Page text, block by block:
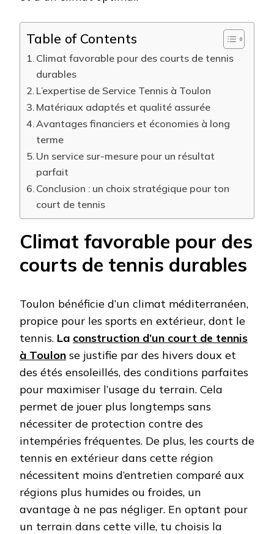
Table of Contents
Climat favorable pour des courts de tennis
durables
L’expertise de Service Tennis à Toulon
Matériaux adaptés et qualité assurée
Avantages financiers et économies à long
terme
Un service sur-mesure pour un résultat
parfait
Conclusion : un choix stratégique pour ton
court de tennis
Climat favorable pour des
courts de tennis durables
Toulon bénéficie d’un climat méditerranéen,
propice pour les sports en extérieur, dont le
tennis. La construction d’un court de tennis
à Toulon se justifie par des hivers doux et
des étés ensoleillés, des conditions parfaites
pour maximiser l’usage du terrain. Cela
permet de jouer plus longtemps sans
nécessiter de protection contre des
intempéries fréquentes. De plus, les courts de
tennis en extérieur dans cette région
nécessitent moins d’entretien comparé aux
régions plus humides ou froides, un
avantage à ne pas négliger. En optant pour
un terrain dans cette ville, tu choisis la